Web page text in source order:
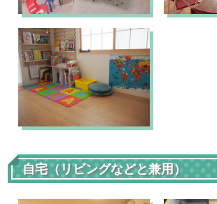
自宅（リビングなどと兼用）